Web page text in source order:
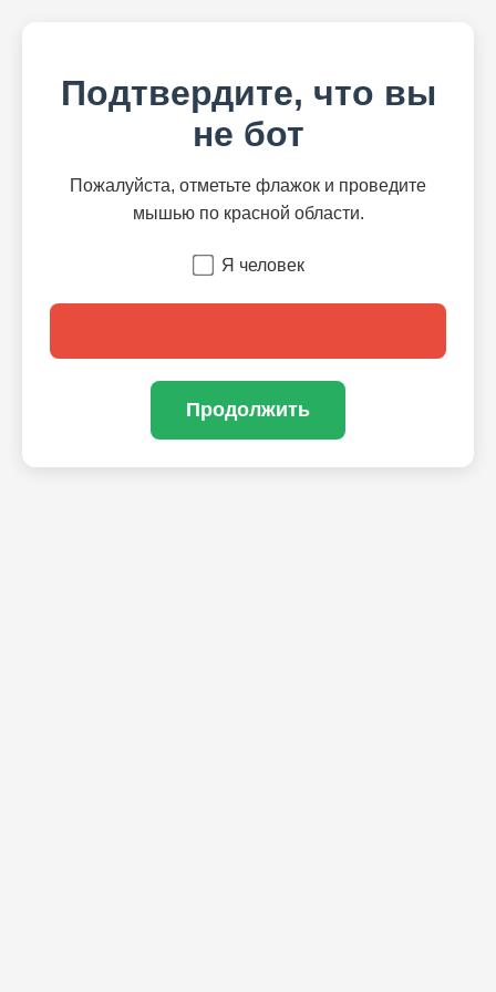
Подтвердите, что вы
не бот
Пожалуйста, отметьте флажок и проведите
мышью по красной области.
Я человек
Продолжить